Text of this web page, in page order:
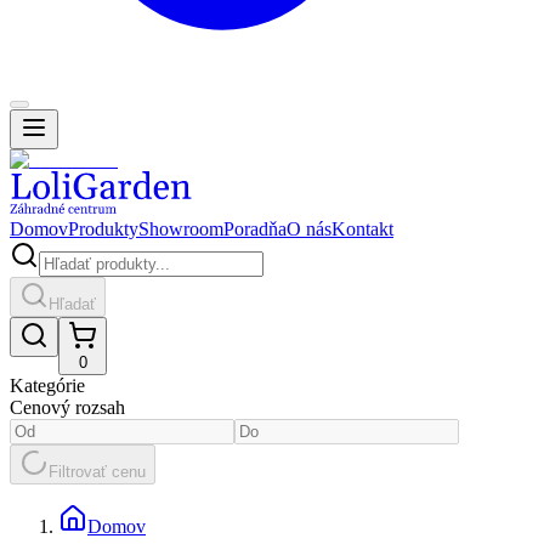
DomovProduktyShowroomPoradňaO násKontakt
Hľadať
0
Kategórie
Cenový rozsah
Filtrovať cenu
Domov